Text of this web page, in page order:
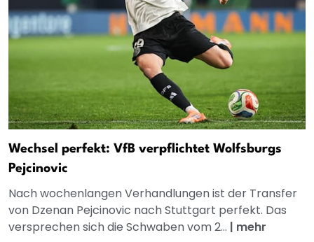
Wechsel perfekt: VfB verpflichtet Wolfsburgs
Pejcinovic
Nach wochenlangen Verhandlungen ist der Transfer
von Dzenan Pejcinovic nach Stuttgart perfekt. Das
versprechen sich die Schwaben vom 2... | mehr